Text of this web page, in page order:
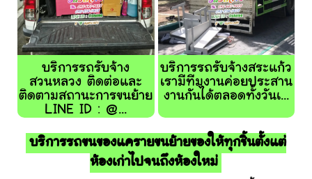
บริการรถรับจ้าง
สวนหลวง ติดต่อและ
ติดตามสถานะการขนย้าย
LINE ID : @...
บริการรถรับจ้างสระแก้ว
เรามีทีมงานค่อยประสาน
งานกันได้ตลอดทั้งวันเ...
บริการรถขนของแครายขนย้ายของให้ทุกชิ้นตั้งแต่
ห้องเก่าไปจนถึงห้องใหม่